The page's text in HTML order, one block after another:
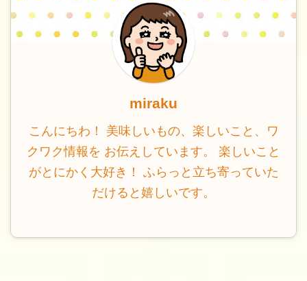
miraku
こんにちわ！ 美味しいもの、楽しいこと、ワ
クワク情報を お伝えしています。 楽しいこと
がとにかく大好き！ ふらっと立ち寄っていた
だけると嬉しいです。